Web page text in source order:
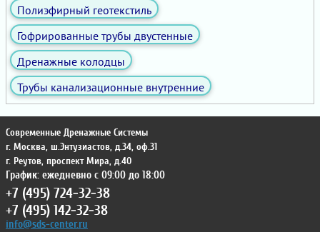
Полиэфирный геотекстиль
Гофрированные трубы двустенные
Дренажные колодцы
Трубы канализационные внутренние
Современные Дренажные Системы
г. Москва, ш.Энтузиастов, д.34, оф.31
г. Реутов, проспект Мира, д.40
График: ежедневно с 09:00 до 18:00
+7 (495) 724-32-38
+7 (495) 142-32-38
info@sds-center.ru